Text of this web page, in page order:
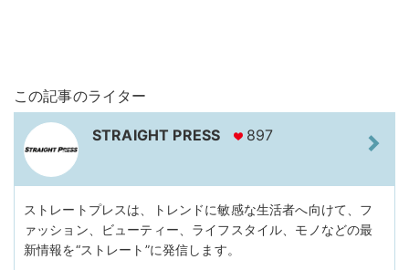
この記事のライター
STRAIGHT PRESS 897
ストレートプレスは、トレンドに敏感な生活者へ向けて、フ
ァッション、ビューティー、ライフスタイル、モノなどの最
新情報を“ストレート”に発信します。